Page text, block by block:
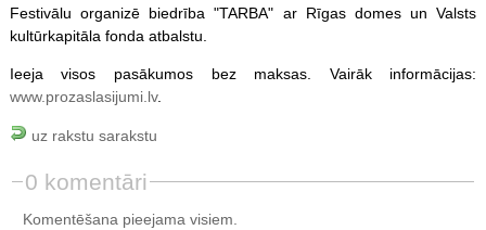
Festivālu organizē biedrība "TARBA" ar Rīgas domes un Valsts
kultūrkapitāla fonda atbalstu.
Ieeja visos pasākumos bez maksas. Vairāk informācijas:
www.prozaslasijumi.lv.
uz rakstu sarakstu
0 komentāri
Komentēšana pieejama visiem.